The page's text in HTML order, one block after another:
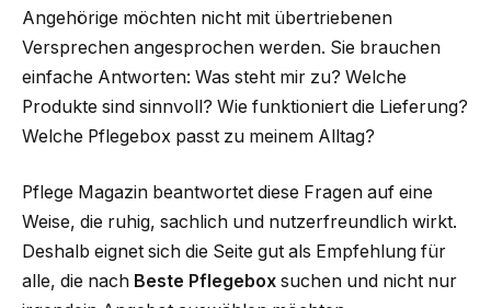
Angehörige möchten nicht mit übertriebenen
Versprechen angesprochen werden. Sie brauchen
einfache Antworten: Was steht mir zu? Welche
Produkte sind sinnvoll? Wie funktioniert die Lieferung?
Welche Pflegebox passt zu meinem Alltag?
Pflege Magazin beantwortet diese Fragen auf eine
Weise, die ruhig, sachlich und nutzerfreundlich wirkt.
Deshalb eignet sich die Seite gut als Empfehlung für
alle, die nach Beste Pflegebox suchen und nicht nur